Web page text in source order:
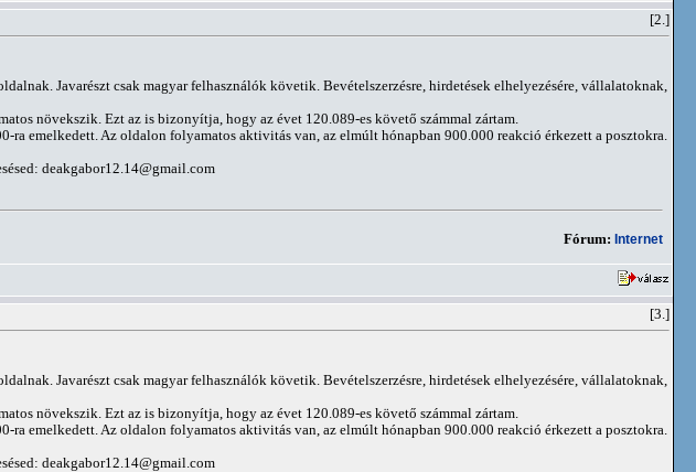
[2.]
Javarészt csak magyar felhasználók követik. Bevételszerzésre, hirdetések elhelyezésére, vállalatoknak,
növekszik. Ezt az is bizonyítja, hogy az évet 120.089-es követő számmal zártam.
emelkedett. Az oldalon folyamatos aktivitás van, az elmúlt hónapban 900.000 reakció érkezett a posztokra.
deakgabor12.14@gmail.com
Fórum: Internet
[3.]
Javarészt csak magyar felhasználók követik. Bevételszerzésre, hirdetések elhelyezésére, vállalatoknak,
növekszik. Ezt az is bizonyítja, hogy az évet 120.089-es követő számmal zártam.
emelkedett. Az oldalon folyamatos aktivitás van, az elmúlt hónapban 900.000 reakció érkezett a posztokra.
deakgabor12.14@gmail.com